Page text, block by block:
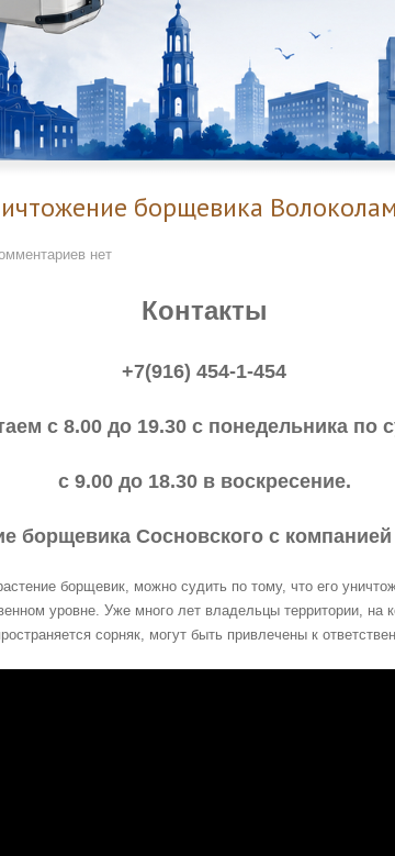
борщевика
нет
Контакты
+7(916) 454-1-454
с 8.00 до 19.30 с понедельника по
с 9.00 до 18.30 в воскресение.
борщевика Сосновского с
борщевик, можно судить по тому, что его
уровне. Уже много лет владельцы территории, на
сорняк, могут быть привлечены к